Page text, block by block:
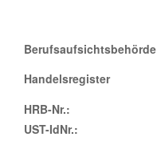
Berufsaufsichtsbehörde
Handelsregister
HRB-Nr.:
UST-IdNr.: